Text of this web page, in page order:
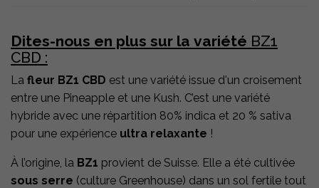
Dites-nous en plus sur la variété BZ1
CBD :
La fleur BZ1 CBD est une variété issue d'un croisement
entre une Pineapple et une Kush. C’est une variété
hybride avec une répartition 80% indica et 20 % sativa
pour une expérience ultra relaxante !
À l’origine, la BZ1 provient de Suisse. Elle a été cultivée
sous serre (culture Greenhouse) dans un sol fertile tout